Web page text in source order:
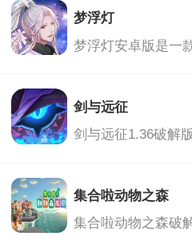
梦浮灯
剑与远征
集合啦动物之森